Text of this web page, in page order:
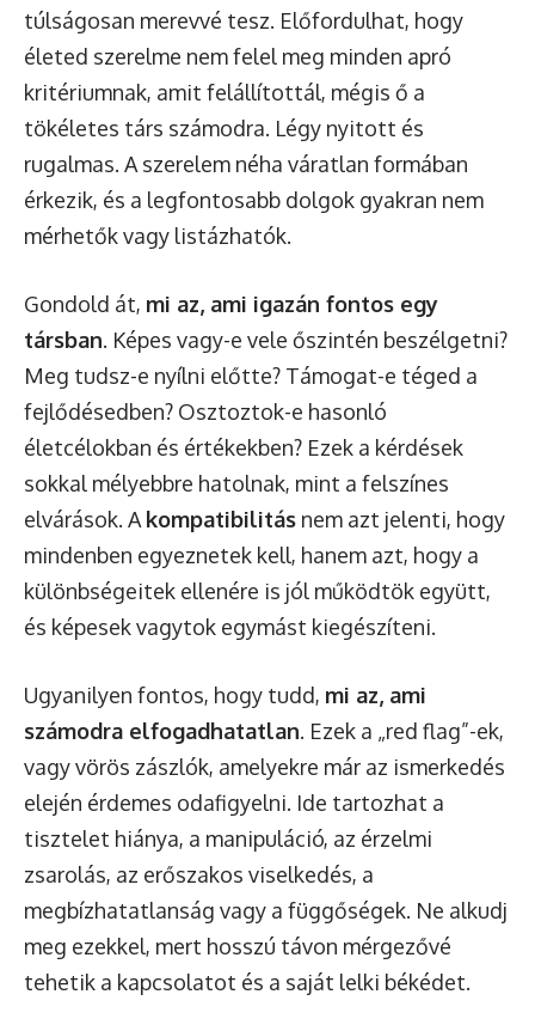
túlságosan merevvé tesz. Előfordulhat, hogy
életed szerelme nem felel meg minden apró
kritériumnak, amit felállítottál, mégis ő a
tökéletes társ számodra. Légy nyitott és
rugalmas. A szerelem néha váratlan formában
érkezik, és a legfontosabb dolgok gyakran nem
mérhetők vagy listázhatók.
Gondold át, mi az, ami igazán fontos egy
társban. Képes vagy-e vele őszintén beszélgetni?
Meg tudsz-e nyílni előtte? Támogat-e téged a
fejlődésedben? Osztoztok-e hasonló
életcélokban és értékekben? Ezek a kérdések
sokkal mélyebbre hatolnak, mint a felszínes
elvárások. A kompatibilitás nem azt jelenti, hogy
mindenben egyeznetek kell, hanem azt, hogy a
különbségeitek ellenére is jól működtök együtt,
és képesek vagytok egymást kiegészíteni.
Ugyanilyen fontos, hogy tudd, mi az, ami
számodra elfogadhatatlan. Ezek a „red flag”-ek,
vagy vörös zászlók, amelyekre már az ismerkedés
elején érdemes odafigyelni. Ide tartozhat a
tisztelet hiánya, a manipuláció, az érzelmi
zsarolás, az erőszakos viselkedés, a
megbízhatatlanság vagy a függőségek. Ne alkudj
meg ezekkel, mert hosszú távon mérgezővé
tehetik a kapcsolatot és a saját lelki békédet.